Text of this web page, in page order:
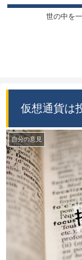
世の中を
仮想通貨は
自分の意見